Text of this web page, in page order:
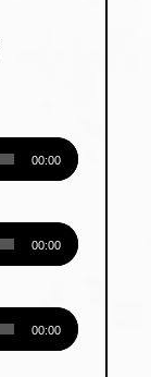
00:00
00:00
00:00